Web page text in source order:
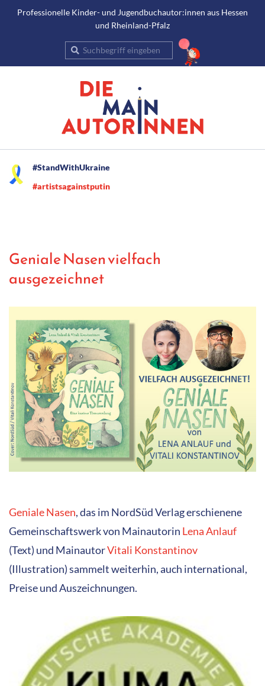
GeheProfessionelle Kinder- und Jugendbuchautor:innen aus Hessen
und Rheinland-Pfalz
Suche
Navigation
#StandWithUkraine
#artistsagainstputin
Geniale Nasen vielfach
ausgezeichnet
Geniale Nasen, das im NordSüd Verlag erschienene
Gemeinschaftswerk von Mainautorin Lena Anlauf
(Text) und MainautorVitali Konstantinov
(Illustration) sammelt weiterhin, auch international,
Preise und Auszeichnungen.